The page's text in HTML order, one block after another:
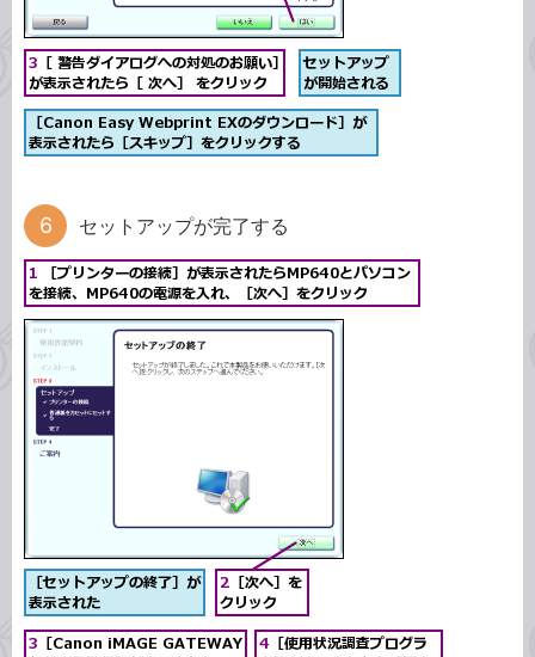
セットアップが完了する